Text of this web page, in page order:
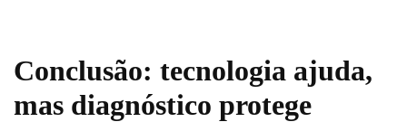
Conclusão: tecnologia ajuda,
mas diagnóstico protege